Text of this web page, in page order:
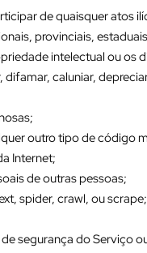
de quaisquer atos
provinciais,
intelectual ou os
caluniar,
outro tipo de código
Internet;
de outras pessoas;
spider, crawl, ou scrape;
segurança do Serviço